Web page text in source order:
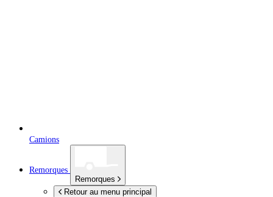
Camions
Remorques
Remorques
Retour au menu principal